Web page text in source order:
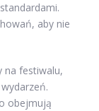
aby nie
na festiwalu,
obejmują